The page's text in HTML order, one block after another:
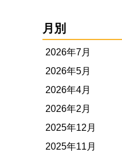
月別
2026年7月
2026年5月
2026年4月
2026年2月
2025年12月
2025年11月